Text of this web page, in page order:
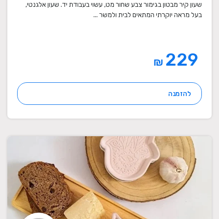
שעון קיר מבטון בגימור צבע שחור מט, עשוי בעבודת יד. שעון אלגנטי,
בעל מראה יוקרתי המתאים לבית ולמשר ...
₪
להזמנה